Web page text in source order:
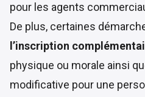
pour les agents
De plus, certaines
l’inscription
physique ou morale ainsi
modificative pour une